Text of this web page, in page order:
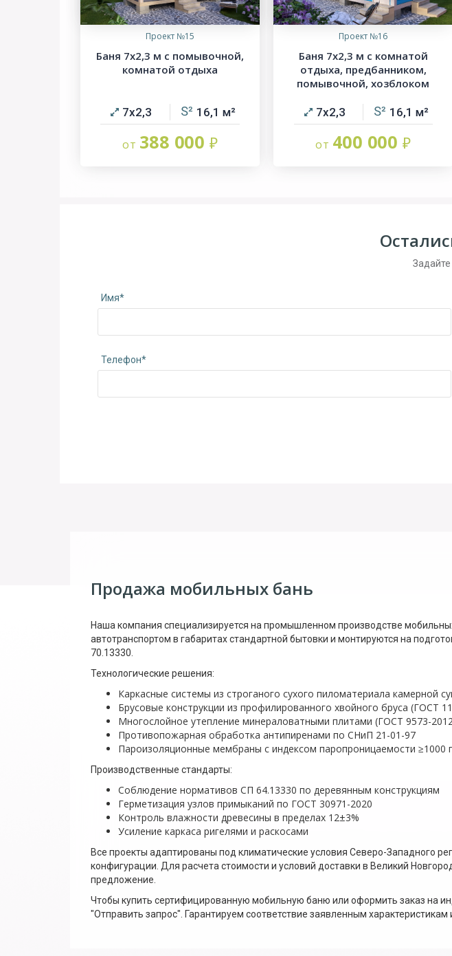
Проект №15
Баня 7х2,3 м с помывочной,
комнатой отдыха
7х2,3 16,1
388 000
Проект №16
Баня 7х2,3 м с комнатой
отдыха, предбанником,
помывочной, хозблоком
7х2,3 16,1
400 000
Имя*
Телефон*
Продажа мобильных бань
Наша компания специализируется на промышленном производстве
автотранспортом в габаритах стандартной бытовки и монтируются на
70.13330.
Технологические решения:
Каркасные системы из строганого сухого пиломатериала камерной
Брусовые конструкции из профилированного хвойного бруса (ГОСТ
Многослойное утепление минераловатными плитами (ГОСТ 9573-
Противопожарная обработка антипиренами по СНиП 21-01-97
Пароизоляционные мембраны с индексом паропроницаемости ≥1000
Производственные стандарты:
Соблюдение нормативов СП 64.13330 по деревянным конструкциям
Герметизация узлов примыканий по ГОСТ 30971-2020
Контроль влажности древесины в пределах 12±3%
Усиление каркаса ригелями и раскосами
Все проекты адаптированы под климатические условия Северо-Западного
конфигурации. Для расчета стоимости и условий доставки в Великий
предложение.
Чтобы купить сертифицированную мобильную баню или оформить заказ на
"Отправить запрос". Гарантируем соответствие заявленным